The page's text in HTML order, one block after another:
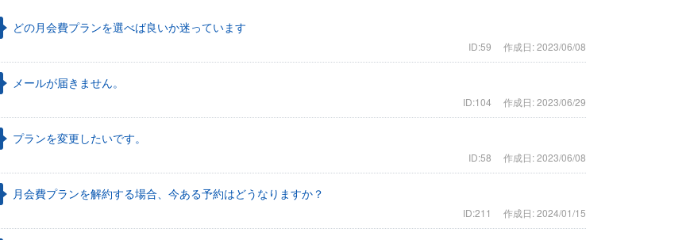
どの月会費プランを選べば良いか迷っています
ID:59 作成日: 2023/06/08
メールが届きません。
ID:104 作成日: 2023/06/29
プランを変更したいです。
ID:58 作成日: 2023/06/08
月会費プランを解約する場合、今ある予約はどうなりますか？
ID:211 作成日: 2024/01/15